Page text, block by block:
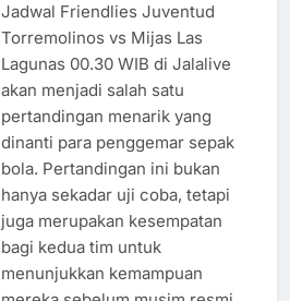
Jadwal Friendlies Juventud
Torremolinos vs Mijas Las
Lagunas 00.30 WIB di Jalalive
akan menjadi salah satu
pertandingan menarik yang
dinanti para penggemar sepak
bola. Pertandingan ini bukan
hanya sekadar uji coba, tetapi
juga merupakan kesempatan
bagi kedua tim untuk
menunjukkan kemampuan